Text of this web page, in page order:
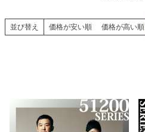
並び替え 価格が安い順 価格が高い順